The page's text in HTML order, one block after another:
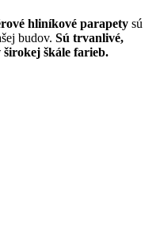
hliníkové parapety sú
budov. Sú trvanlivé,
škále farieb.